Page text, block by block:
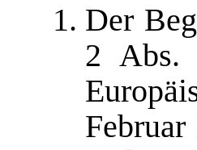
Der
2 Abs.